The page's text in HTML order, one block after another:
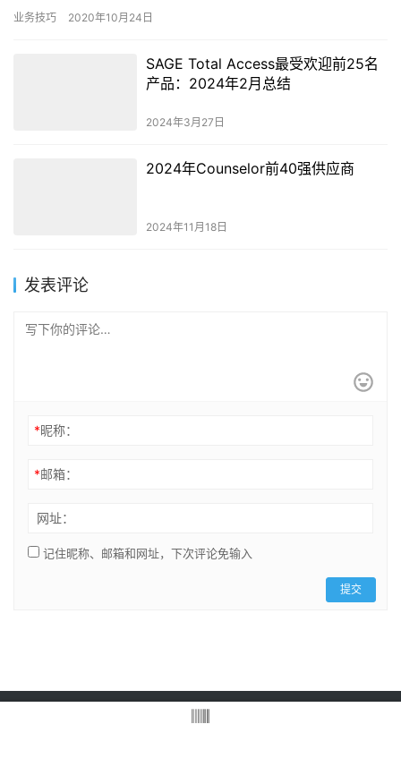
业务技巧 2020年10月24日
SAGE Total Access最受欢迎前25名
产品：2024年2月总结
2024年3月27日
2024年Counselor前40强供应商
2024年11月18日
发表评论
*昵称：
*邮箱：
网址：
记住昵称、邮箱和网址，下次评论免输入
提交